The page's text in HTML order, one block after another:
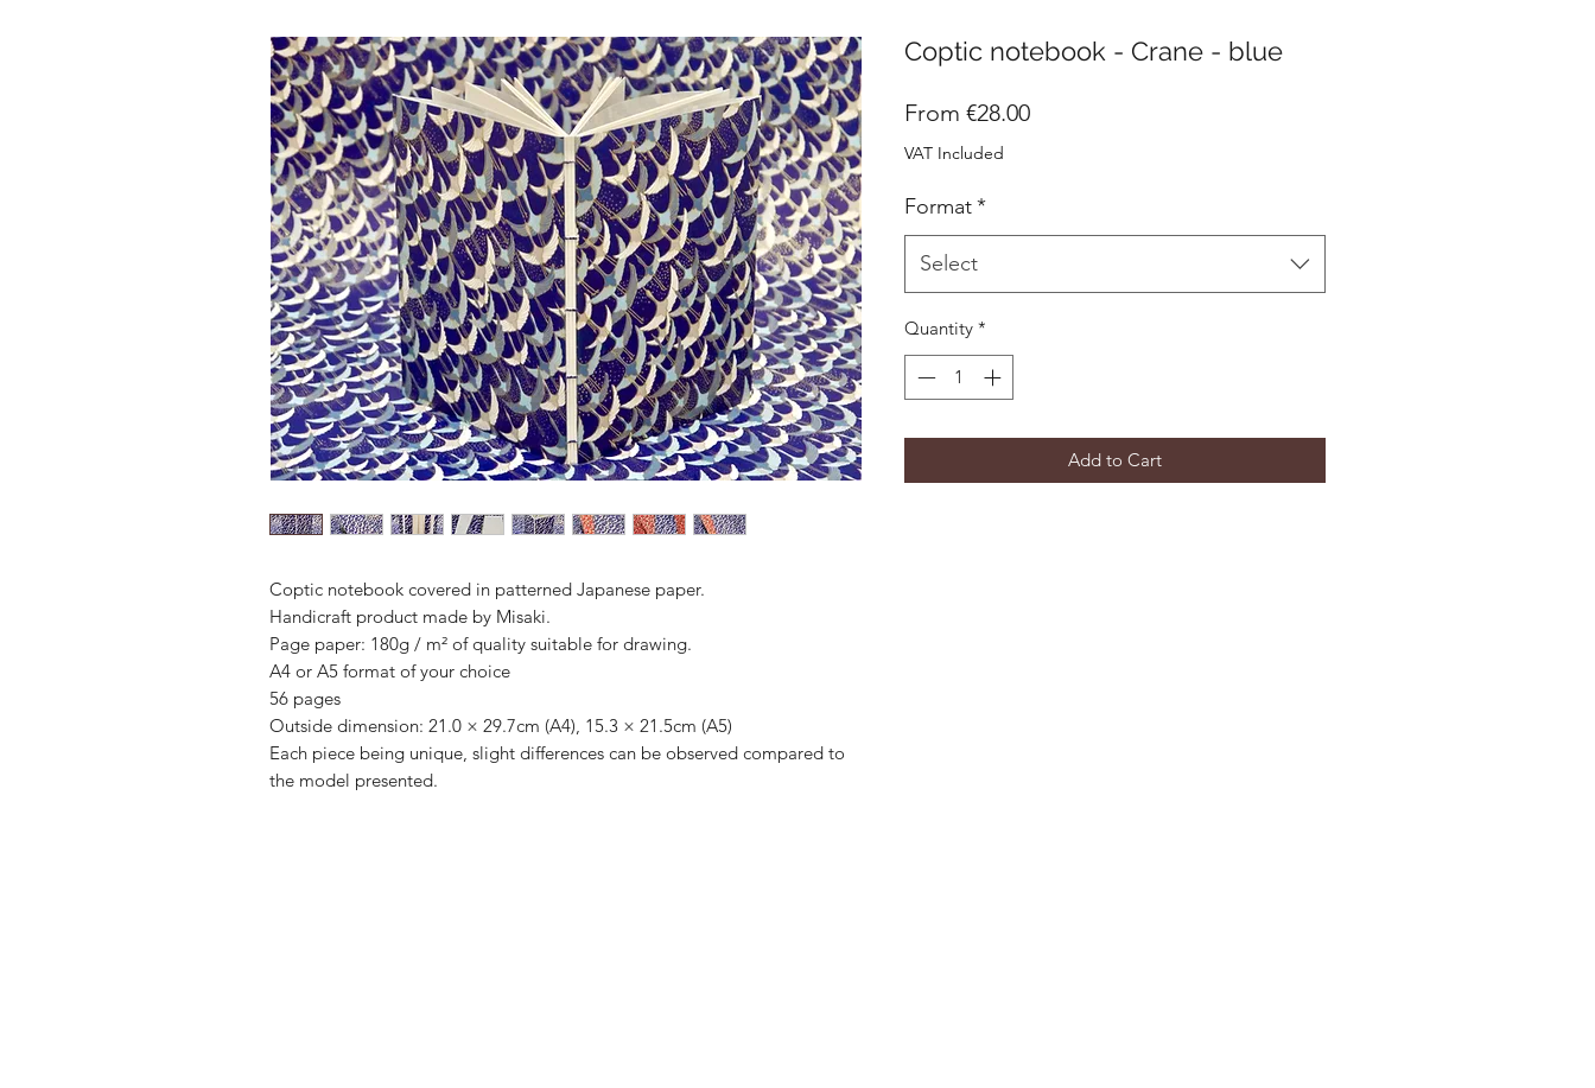
Coptic notebook covered in patterned Japanese paper.
Handicraft product made by Misaki.
Page paper: 180g / m² of quality suitable for drawing.
A4 or A5 format of your choice
56 pages
Outside dimension: 21.0 × 29.7cm (A4), 15.3 × 21.5cm (A5)
Each piece being unique, slight differences can be observed compared to
the model presented.
Coptic notebook - Crane - blue
From €28.00Sale
VAT Included
Format*
Select
Quantity *
Add to Cart